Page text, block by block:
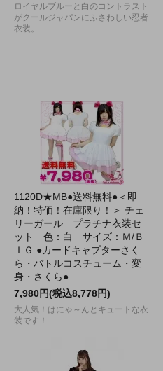
ロイヤルブルーと白のコントラスト
がクールジャパンにふさわしい忍者
衣装。
1120D★MB●送料無料●＜即
納！特価！在庫限り！＞ チェ
リーガール プラチナ衣装セ
ット 色：白 サイズ：Ｍ/Ｂ
ＩＧ ●カードキャプターさく
ら・バトルコスチューム・変
身・さくら●
7,980円(税込8,778円)
大人気！はにゃ～んとキュートな衣
装です！